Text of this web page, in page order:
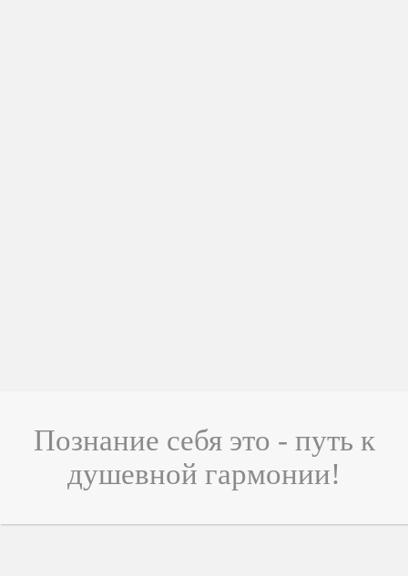
Познание себя это - путь к
душевной гармонии!